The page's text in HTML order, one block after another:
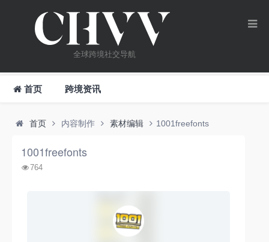
全球跨境社交导航
首页 跨境资讯
首页 内容制作 素材编辑 1001freefonts
1001freefonts
764